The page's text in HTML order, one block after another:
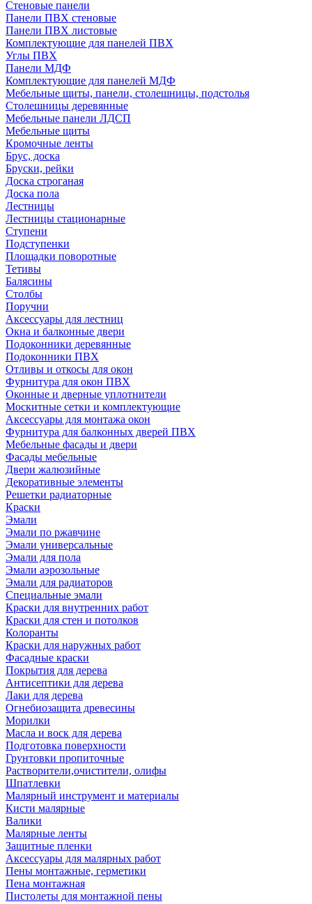
Стеновые панели
Панели ПВХ стеновые
Панели ПВХ листовые
Комплектующие для панелей ПВХ
Углы ПВХ
Панели МДФ
Комплектующие для панелей МДФ
Мебельные щиты, панели, столешницы, подстолья
Столешницы деревянные
Мебельные панели ЛДСП
Мебельные щиты
Кромочные ленты
Брус, доска
Бруски, рейки
Доска строганая
Доска пола
Лестницы
Лестницы стационарные
Ступени
Подступенки
Площадки поворотные
Тетивы
Балясины
Столбы
Поручни
Аксессуары для лестниц
Окна и балконные двери
Подоконники деревянные
Подоконники ПВХ
Отливы и откосы для окон
Фурнитура для окон ПВХ
Оконные и дверные уплотнители
Москитные сетки и комплектующие
Аксессуары для монтажа окон
Фурнитура для балконных дверей ПВХ
Мебельные фасады и двери
Фасады мебельные
Двери жалюзийные
Декоративные элементы
Решетки радиаторные
Краски
Эмали
Эмали по ржавчине
Эмали универсальные
Эмали для пола
Эмали аэрозольные
Эмали для радиаторов
Специальные эмали
Краски для внутренних работ
Краски для стен и потолков
Колоранты
Краски для наружных работ
Фасадные краски
Покрытия для дерева
Антисептики для дерева
Лаки для дерева
Огнебиозащита древесины
Морилки
Масла и воск для дерева
Подготовка поверхности
Грунтовки пропиточные
Растворители,очистители, олифы
Шпатлевки
Малярный инструмент и материалы
Кисти малярные
Валики
Малярные ленты
Защитные пленки
Аксессуары для малярных работ
Пены монтажные, герметики
Пена монтажная
Пистолеты для монтажной пены